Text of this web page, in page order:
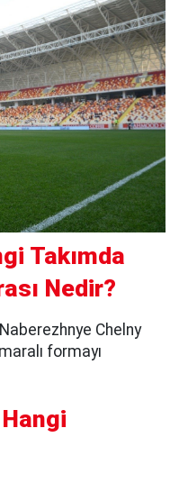
Takımda
Nedir?
Chelny
formayı